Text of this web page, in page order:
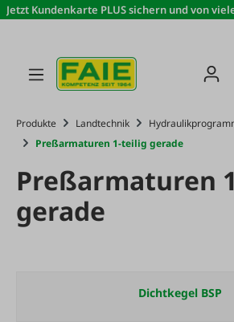
Zum Hauptinhalt springen
Jetzt Kundenkarte PLUS sichern und von
Produkte Landtechnik
Preßarmaturen 1-teilig gerade
Preßarmaturen
gerade
Dichtkegel BSP